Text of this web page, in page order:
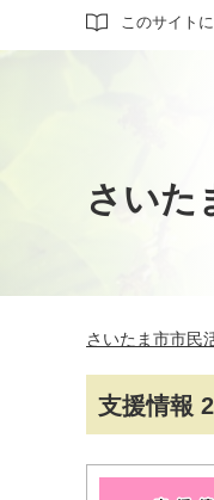
このサイト
サイト内検索
さいた
さいたま市市民
支援情報